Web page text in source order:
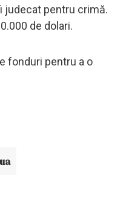
judecat pentru crimă.
de dolari.
fonduri pentru a o